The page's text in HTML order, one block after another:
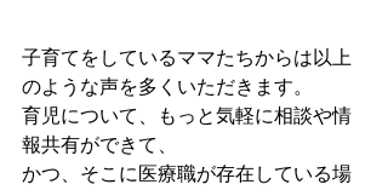
子育てをしているママたちからは以上
のような声を多くいただきます。
育児について、もっと気軽に相談や情
報共有ができて、
かつ、そこに医療職が存在している場